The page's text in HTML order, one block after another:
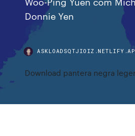
Donnie Yen
Download pantera negra